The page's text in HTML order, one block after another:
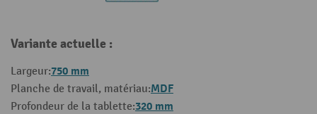
Variante actuelle :
Largeur:750 mm
Planche de travail, matériau:MDF
Profondeur de la tablette:320 mm